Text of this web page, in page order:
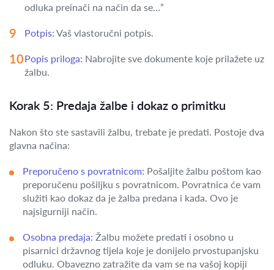
odluka preinači na način da se…”
Potpis: Vaš vlastoručni potpis.
Popis priloga: Nabrojite sve dokumente koje prilažete uz
žalbu.
Korak 5: Predaja žalbe i dokaz o primitku
Nakon što ste sastavili žalbu, trebate je predati. Postoje dva
glavna načina:
Preporučeno s povratnicom: Pošaljite žalbu poštom kao
preporučenu pošiljku s povratnicom. Povratnica će vam
služiti kao dokaz da je žalba predana i kada. Ovo je
najsigurniji način.
Osobna predaja: Žalbu možete predati i osobno u
pisarnici državnog tijela koje je donijelo prvostupanjsku
odluku. Obavezno zatražite da vam se na vašoj kopiji